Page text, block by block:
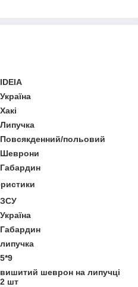
IDEIA
Україна
Хакі
Липучка
Повсякденний/польовий
Шеврони
Габардин
ЗСУ
Україна
Габардин
липучка
5*9
вишитий шеврон на липучці
2 шт